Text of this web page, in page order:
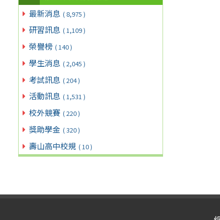
最新消息 ( 8,975 )
研習訊息 ( 1,109 )
榮譽榜 ( 140 )
學生消息 ( 2,045 )
考試訊息 ( 204 )
活動訊息 ( 1,531 )
校外競賽 ( 220 )
獎助學金 ( 320 )
壽山高中校規 ( 10 )